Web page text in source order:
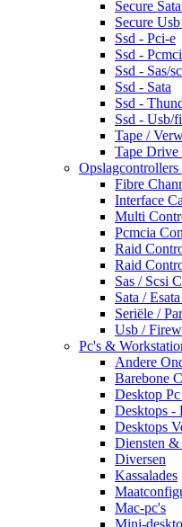
Secure
Secure
Ssd - Pci-e
Ssd -
Ssd - Sas/
Ssd - Sata
Ssd -
Ssd - Usb/
Tape /
Tape Drive
Fibre
Interface
Multi
Pcmcia
Raid
Raid
Sas / Scsi
Sata /
Seriële /
Usb /
Pc's &
Andere
Barebone
Desktop
Desktops -
Desktops
Diensten &
Diversen
Kassalades
Mac-pc's
Mini-